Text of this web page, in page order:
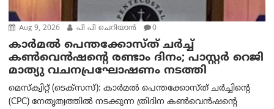
Aug 9, 2026 പി പി ചെറിയാൻ 0
കാർമൽ പെന്തക്കോസ്ത് ചർച്ച്
കൺവെൻഷന്റെ രണ്ടാം ദിനം; പാസ്റ്റർ റെജി
മാത്യു വചനപ്രഘോഷണം നടത്തി
മെസ്‌ക്വിറ്റ് (ടെക്സസ്): കാർമൽ പെന്തക്കോസ്ത് ചർച്ചിന്റെ
(CPC) നേതൃത്വത്തിൽ നടക്കുന്ന ത്രിദിന കൺവെൻഷന്റെ